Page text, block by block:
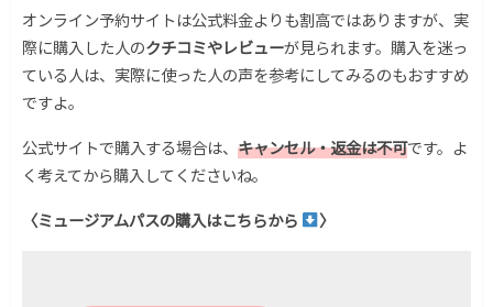
オンライン予約サイトは公式料金よりも割高ではありますが、実
際に購入した人のクチコミやレビューが見られます。購入を迷っ
ている人は、実際に使った人の声を参考にしてみるのもおすすめ
ですよ。
公式サイトで購入する場合は、 キャンセル・返金は不可です。よ
く考えてから購入してくださいね。
〈ミュージアムパスの購入はこちらから
〉